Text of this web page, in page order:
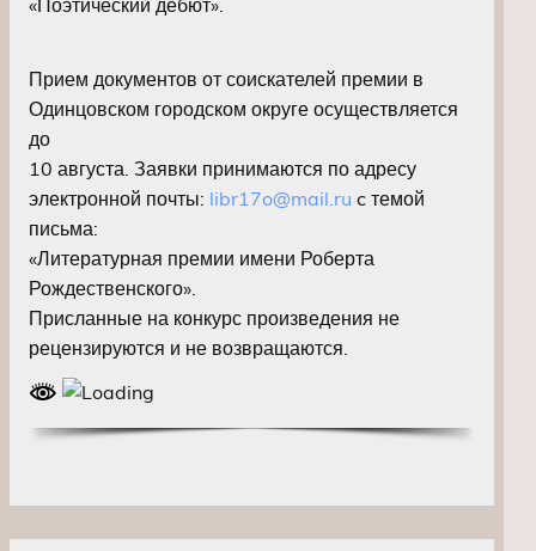
Прием документов от соискателей премии в
Одинцовском городском округе осуществляется
до
10 августа. Заявки принимаются по адресу
электронной почты: libr17o@mail.ru c темой
письма:
«Литературная премии имени Роберта
Рождественского».
Присланные на конкурс произведения не
рецензируются и не возвращаются.